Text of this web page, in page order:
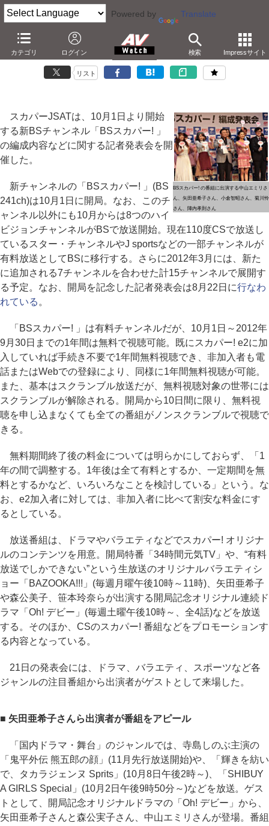
Powered by Translate
カテゴリ ログイン 検索 Impressサイト
10月からの「BSスカパー! 」編成発表。出演者が多数来場
－「有料でしかできない、野心的チャンネルに」
リスト
BSスカパー! の番組に出演する中山エミリさ
ん、矢田亜希子さん、小倉智昭さん、菊川怜
さん、陣内孝則さん
スカパーJSATは、10月1日より開始
する新BSチャンネル「BSスカパー! 」
の編成内容などに関する記者発表会を開
催した。
新チャンネルの「BSスカパー! 」(BS
241ch)は10月1日に開局。なお、このチ
ャンネル以外にも10月からは8つのハイ
ビジョンチャンネルがBSで放送開始。現在110度CSで放送し
ているスター・チャンネルやJ sportsなどの一部チャンネルが
有料放送としてBSに移行する。さらに2012年3月には、新た
に追加される7チャンネルを合わせた計15チャンネルで展開す
る予定。なお、開局を記念した記者発表会は8月22日に行なわ
れている 。
「BSスカパー! 」は有料チャンネルだが、10月1日～2012年
9月30日までの1年間は無料で視聴可能。既にスカパー! e2に加
入していれば手続き不要で1年間無料視聴でき、非加入者も電
話またはWebでの登録により、同様に1年間無料視聴が可能。
また、基本はスクランブル放送だが、無料視聴対象の世帯には
スクランブルが解除される。開局から10日間に限り、無料視
聴を申し込まなくても全ての番組がノンスクランブルで視聴で
きる。
無料期間終了後の料金については明らかにしておらず、「1
年の間で調整する。1年後は全て有料とするか、一定期間を無
料とするかなど、いろいろなことを検討している」という。な
お、e2加入者に対しては、非加入者に比べて割安な料金にす
るとしている。
放送番組は、ドラマやバラエティなどでスカパー! オリジナ
ルのコンテンツを用意。開局特番「34時間元気TV」や、“有料
放送でしかできない”という生放送のオリジナルバラエティシ
ョー「BAZOOKA!!!」(毎週月曜午後10時～11時)、矢田亜希子
や森公美子、笹本玲奈らが出演する開局記念オリジナル連続ド
ラマ「Oh! デビー」(毎週土曜午後10時～、全4話)などを放送
する。そのほか、CSのスカパー! 番組などをプロモーションす
る内容となっている。
21日の発表会には、ドラマ、バラエティ、スポーツなど各
ジャンルの注目番組から出演者がゲストとして来場した。
■ 矢田亜希子さんら出演者が番組をアピール
「国内ドラマ・舞台」のジャンルでは、寺島しのぶ主演の
「鬼平外伝 熊五郎の顔」(11月先行放送開始)や、「輝きを紡い
で、タカラジェンヌ Sprits」(10月8日午後2時～)、「SHIBUY
A GIRLS Special」(10月2日午後9時50分～)などを放送。ゲス
トとして、開局記念オリジナルドラマの「Oh! デビー」から、
矢田亜希子さんと森公実子さん、中山エミリさんが登場。番組